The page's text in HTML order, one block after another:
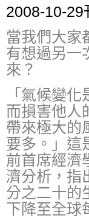
2008-10-29
當我們大家
有想過另一
來？
「氣候變
而損害他人
帶來極大的
要多。」這
前首席經濟
濟分析，指
分之二十的
下降至全球